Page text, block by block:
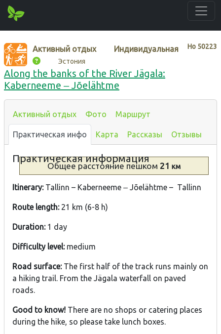
Нo 50223
Активный отдых Индивидуальная
Эстония
Along the banks of the River Jägala:
Kaberneeme ‒ Jõelähtme
Активный отдых Фото Маршрут
Практическая инфо Карта Рассказы Отзывы
Практическая информация
Общее расстояние пешком 21 км
Itinerary: Tallinn – Kaberneeme ‒ Jõelähtme – Tallinn
Route length: 21 km (6-8 h)
Duration: 1 day
Difficulty level:medium
Road surface:The first half of the track runs mainly on
a hiking trail. From the Jägala waterfall on paved
roads.
Good to know! There are no shops or catering places
during the hike, so please take lunch boxes.